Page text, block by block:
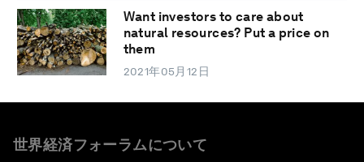
Want investors to care about
natural resources? Put a price on
them
2021年05月12日
世界経済フォーラムについて